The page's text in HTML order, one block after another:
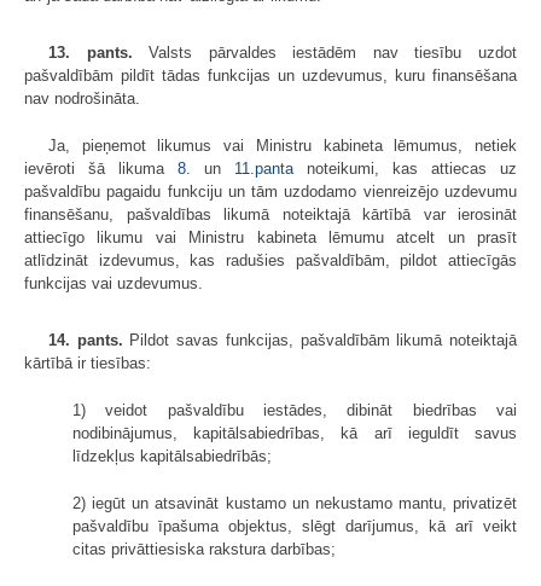
13. pants. Valsts pārvaldes iestādēm nav tiesību uzdot
pašvaldībām pildīt tādas funkcijas un uzdevumus, kuru finansēšana
nav nodrošināta.
Ja, pieņemot likumus vai Ministru kabineta lēmumus, netiek
ievēroti šā likuma 8. un 11.pantanoteikumi, kas attiecas uz
pašvaldību pagaidu funkciju un tām uzdodamo vienreizējo uzdevumu
finansēšanu, pašvaldības likumā noteiktajā kārtībā var ierosināt
attiecīgo likumu vai Ministru kabineta lēmumu atcelt un prasīt
atlīdzināt izdevumus, kas radušies pašvaldībām, pildot attiecīgās
funkcijas vai uzdevumus.
14. pants. Pildot savas funkcijas, pašvaldībām likumā noteiktajā
kārtībā ir tiesības:
1) veidot pašvaldību iestādes, dibināt biedrības vai
nodibinājumus, kapitālsabiedrības, kā arī ieguldīt savus
līdzekļus kapitālsabiedrībās;
2) iegūt un atsavināt kustamo un nekustamo mantu, privatizēt
pašvaldību īpašuma objektus, slēgt darījumus, kā arī veikt
citas privāttiesiska rakstura darbības;